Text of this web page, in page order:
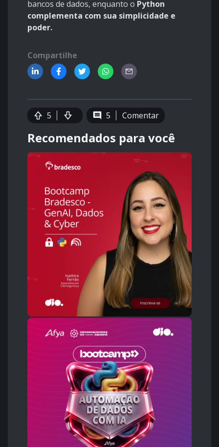
bancos de dados, enquanto o Python
complementa com sua simplicidade e
poder.
Compartilhe
5 5 Comentar
Recomendados para você